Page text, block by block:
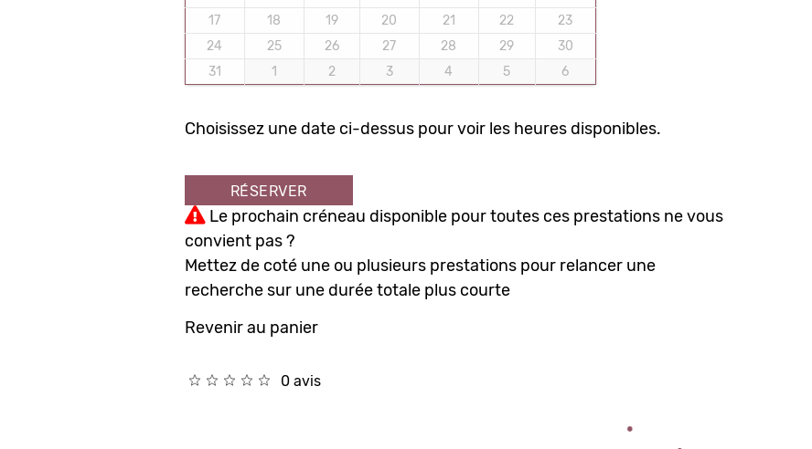
17
18 19 20 21 22
23
24
25 26 27 28 29
30
31
1 2 3 4 5 6
Choisissez une date ci-dessus pour voir les heures disponibles.
RÉSERVER
Le prochain créneau disponible pour toutes ces prestations ne vous
convient pas ?
Mettez de coté une ou plusieurs prestations pour relancer une
recherche sur une durée totale plus courte
Revenir au panier
0 avis